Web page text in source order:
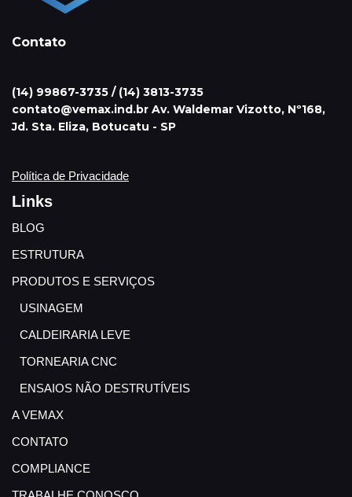
Contato
(14) 99867-3735 / (14) 3813-3735
contato@vemax.ind.br Av. Waldemar Vizotto, Nº168,
Jd. Sta. Eliza, Botucatu - SP
Política de Privacidade
Links
BLOG
ESTRUTURA
PRODUTOS E SERVIÇOS
USINAGEM
CALDEIRARIA LEVE
TORNEARIA CNC
ENSAIOS NÃO DESTRUTÍVEIS
A VEMAX
CONTATO
COMPLIANCE